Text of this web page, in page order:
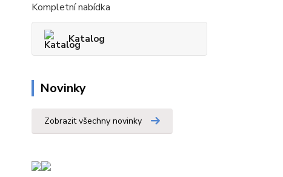
Kompletní nabídka
Katalog
Novinky
Zobrazit všechny novinky